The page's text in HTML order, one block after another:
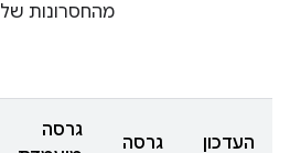
מהחסרונות של
העדכון
גרסה
גרסה